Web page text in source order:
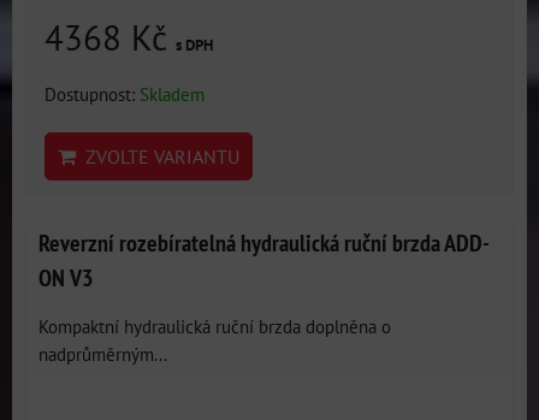
4368 Kč s DPH
Dostupnost: Skladem
ZVOLTE VARIANTU
Reverzní rozebíratelná hydraulická ruční brzda ADD-
ON V3
Kompaktní hydraulická ruční brzda doplněna o
nadprůměrným...